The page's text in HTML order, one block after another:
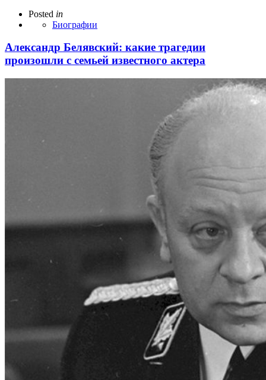
Posted in
Биографии
Александр Белявский: какие трагедии
произошли с семьей известного актера